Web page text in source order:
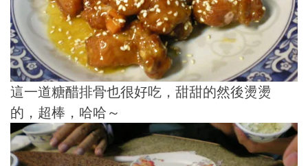
這一道糖醋排骨也很好吃，甜甜的然後燙燙
的，超棒，哈哈～